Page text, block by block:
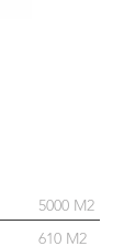
610 M2
5000 M2